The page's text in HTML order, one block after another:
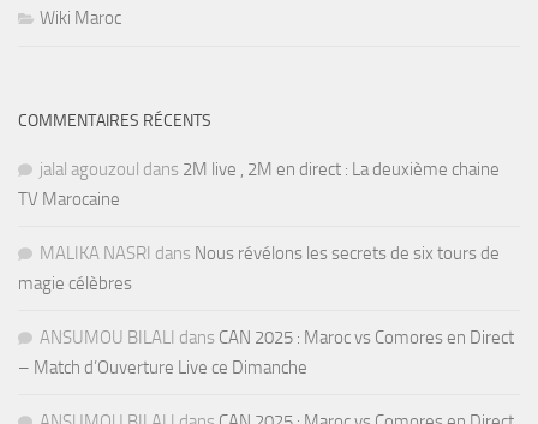
Wiki Maroc
COMMENTAIRES RÉCENTS
jalal agouzoul dans 2M live , 2M en direct : La deuxième chaine
TV Marocaine
MALIKA NASRI dans Nous révélons les secrets de six tours de
magie célèbres
ANSUMOU BILALI dans CAN 2025 : Maroc vs Comores en Direct
– Match d’Ouverture Live ce Dimanche